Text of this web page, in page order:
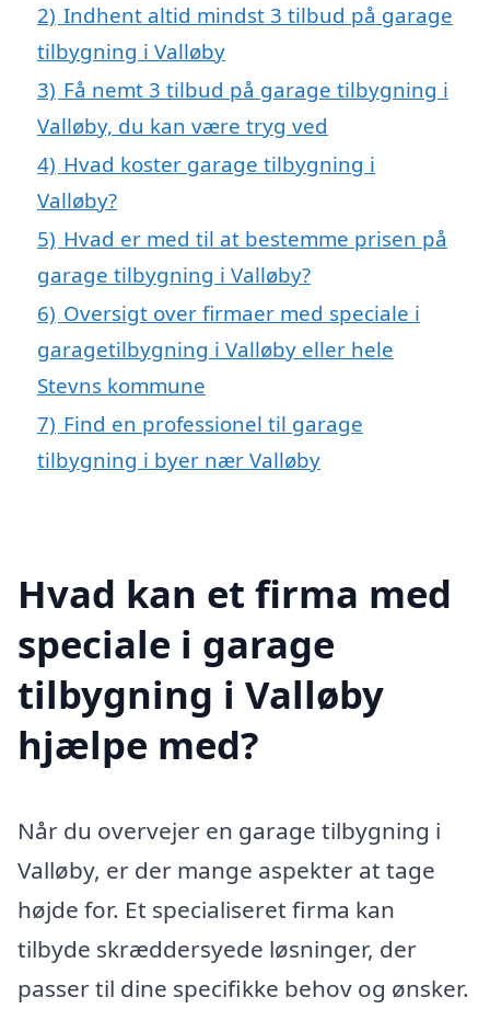
2) Indhent altid mindst 3 tilbud på garage
tilbygning i Valløby
3) Få nemt 3 tilbud på garage tilbygning i
Valløby, du kan være tryg ved
4) Hvad koster garage tilbygning i
Valløby?
5) Hvad er med til at bestemme prisen på
garage tilbygning i Valløby?
6) Oversigt over firmaer med speciale i
garagetilbygning i Valløby eller hele
Stevns kommune
7) Find en professionel til garage
tilbygning i byer nær Valløby
Hvad kan et firma med
speciale i garage
tilbygning i Valløby
hjælpe med?
Når du overvejer en garage tilbygning i
Valløby, er der mange aspekter at tage
højde for. Et specialiseret firma kan
tilbyde skræddersyede løsninger, der
passer til dine specifikke behov og ønsker.